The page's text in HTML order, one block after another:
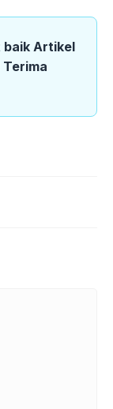
baik Artikel
Terima